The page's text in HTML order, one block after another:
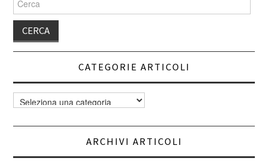
per:
CATEGORIE ARTICOLI
Categorie
articoli
ARCHIVI ARTICOLI